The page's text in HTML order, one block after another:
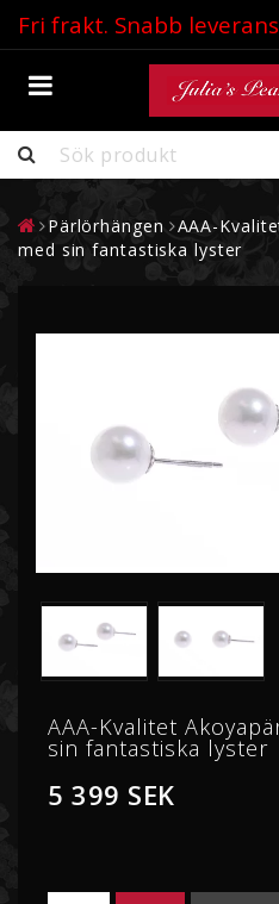
Fri frakt. Snabb
PÄRLHALSBAND
PÄRLÖRHÄNGEN
PÄRLARMBAND
SÖTVATTENSPÄRLOR
Pärlörhängen
AAA-
med sin fantastiska lyster
AAA-Kvalitet
sin fantastiska lyster
5 399 SEK